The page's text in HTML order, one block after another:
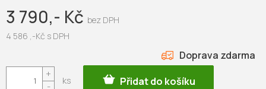
3 790,- Kč
4 586 ,-Kč s DPH
cena:
Přidat do košíku
ZDARMA